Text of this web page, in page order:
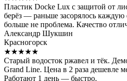
Пластик Docke Lux с защитой от
берёз — раньше засорялось
больше не проблема. Качество
Александр Шукшин
Красногорск
★★★★★
Старый водосток ржавел и тёк.
Grand Line. Цена в 2 раза дешевле
Работают 1 день — быстро.